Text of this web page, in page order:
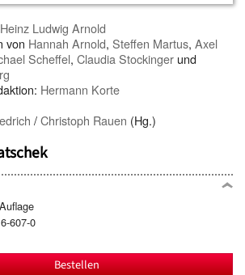
Heinz Ludwig Arnold
von Hannah Arnold, Steffen Martus, Axel
Scheffel, Claudia Stockinger und
Hermann Korte
/Christoph Rauen (Hg.)
607-0
Bestellen